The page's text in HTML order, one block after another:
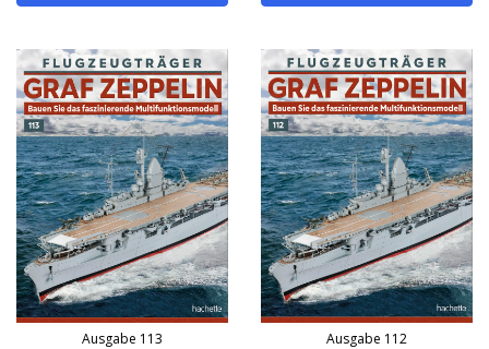
Ausgabe 113 Ausgabe 112